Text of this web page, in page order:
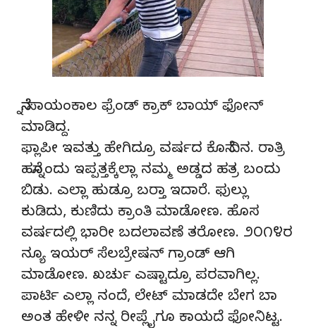
ನೆನ್ನೆ ಸಾಯಂಕಾಲ ಫ್ರೆಂಡ್ ಕ್ರಾಕ್ ಬಾಯ್ ಫೋನ್
ಮಾಡಿದ್ದ.
ಫ್ಲಾಪೀ ಇವತ್ತು ಹೇಗಿದ್ರೂ ವರ್ಷದ ಕೊನೆ ದಿನ. ರಾತ್ರಿ
ಹನ್ನೊಂದು ಇಪ್ಪತ್ತಕ್ಕೆಲ್ಲಾ ನಮ್ಮ ಅಡ್ಡದ ಹತ್ರ ಬಂದು
ಬಿಡು. ಎಲ್ಲಾ ಹುಡ್ರೂ ಬರ್‍ತಾ ಇದಾರೆ. ಫುಲ್ಲು
ಕುಡಿದು, ಕುಣಿದು ಕ್ರಾಂತಿ ಮಾಡೋಣ. ಹೊಸ
ವರ್ಷದಲ್ಲಿ ಭಾರೀ ಬದಲಾವಣೆ ತರೋಣ. ೨೦೧೪ರ
ನ್ಯೂ ಇಯರ್ ಸೆಲಬ್ರೇಷನ್ ಗ್ರಾಂಡ್ ಆಗಿ
ಮಾಡೋಣ. ಖರ್ಚು ಎಷ್ಟಾದ್ರೂ ಪರವಾಗಿಲ್ಲ.
ಪಾರ್ಟಿ ಎಲ್ಲಾ ನಂದೆ, ಲೇಟ್ ಮಾಡದೇ ಬೇಗ ಬಾ
ಅಂತ ಹೇಳೀ ನನ್ನ ರೀಪ್ಲೈಗೂ ಕಾಯದೆ ಫೋನಿಟ್ಟ.